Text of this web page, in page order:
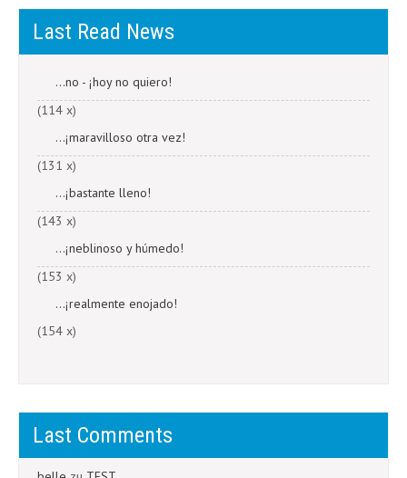
Last Read News
...no - ¡hoy no quiero!
(114 x)
...¡maravilloso otra vez!
(131 x)
...¡bastante lleno!
(143 x)
...¡neblinoso y húmedo!
(153 x)
...¡realmente enojado!
(154 x)
Last Comments